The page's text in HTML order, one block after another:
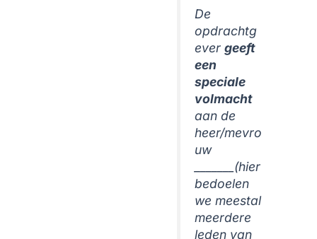
De
opdrachtg
evergeeft
een
speciale
volmacht
aan de
heer/mevro
uw
(hier
bedoelen
we meestal
meerdere
leden van